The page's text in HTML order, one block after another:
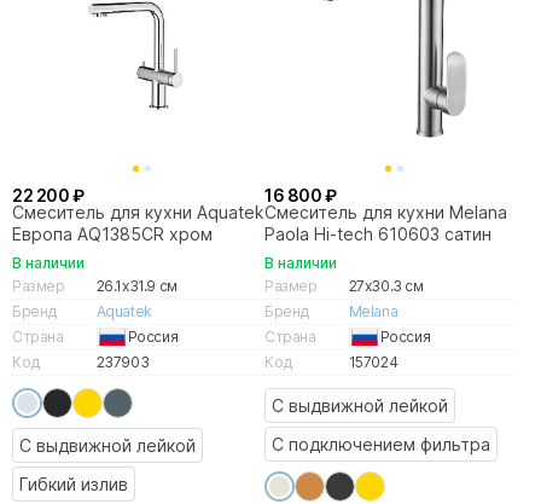
22 200 ₽
Смеситель для кухни Aquatek
Европа AQ1385CR хром
В наличии
Размер
26.1x31.9 см
Бренд
Aquatek
Страна
Россия
Код
237903
С выдвижной лейкой
Гибкий излив
16 800 ₽
Смеситель для кухни Melana
Paola Hi-tech 610603 сатин
В наличии
Размер
27x30.3 см
Бренд
Melana
Страна
Россия
Код
157024
С выдвижной лейкой
С подключением фильтра